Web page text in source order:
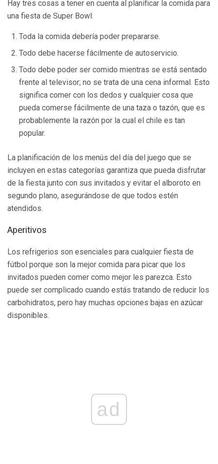
Hay tres cosas a tener en cuenta al planificar la comida para
una fiesta de Super Bowl:
Toda la comida debería poder prepararse.
Todo debe hacerse fácilmente de autoservicio.
Todo debe poder ser comido mientras se está sentado
frente al televisor; no se trata de una cena informal. Esto
significa comer con los dedos y cualquier cosa que
pueda comerse fácilmente de una taza o tazón, que es
probablemente la razón por la cual el chile es tan
popular.
La planificación de los menús del día del juego que se
incluyen en estas categorías garantiza que pueda disfrutar
de la fiesta junto con sus invitados y evitar el alboroto en
segundo plano, asegurándose de que todos estén
atendidos.
Aperitivos
Los refrigerios son esenciales para cualquier fiesta de
fútbol porque son la mejor comida para picar que los
invitados pueden comer como mejor les parezca. Esto
puede ser complicado cuando estás tratando de reducir los
carbohidratos, pero hay muchas opciones bajas en azúcar
disponibles.
ad